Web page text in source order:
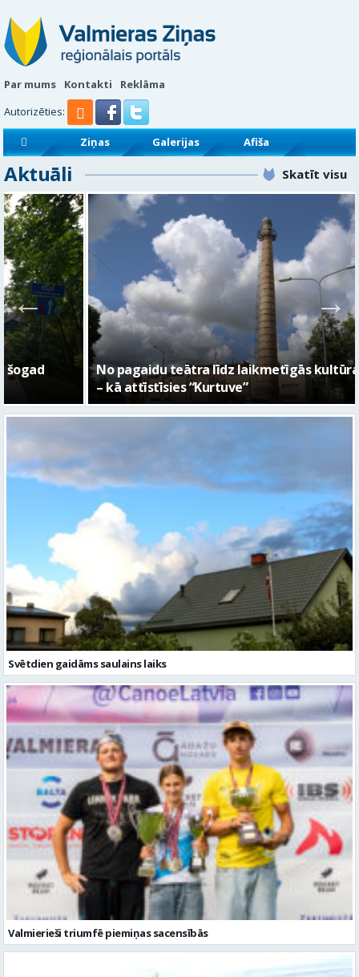
Par mums Kontakti
Reklāma
Autorizēties:
Ziņas Galerijas
Afiša
Sludinājumi
Aktuāli Skatīt visu
No pagaidu teātra līdz laikmetīgās kultūras centram
– kā attīstīsies “Kurtuve”
Svētdien gaidāms saulains laiks
Valmierieši triumfē piemiņas sacensībās